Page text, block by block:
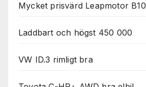
Mycket prisvärd Leapmotor B10
Laddbart och högst 450 000
VW ID.3 rimligt bra